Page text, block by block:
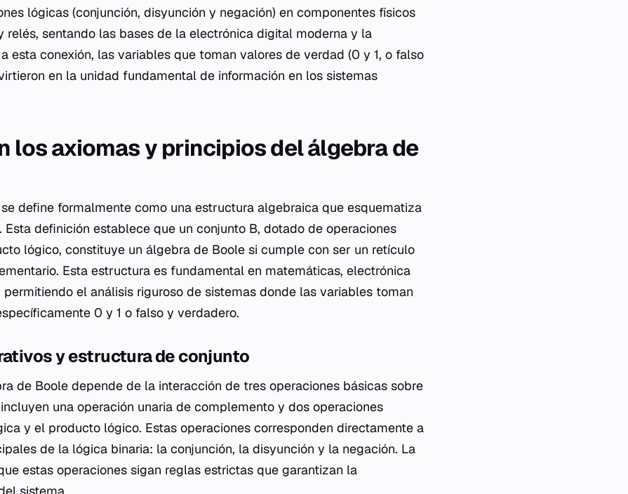
lógicas (conjunción, disyunción y negación) en componentes físicos
relés, sentando las bases de la electrónica digital moderna y la
esta conexión, las variables que toman valores de verdad (0 y 1, o falso
en la unidad fundamental de información en los sistemas
los axiomas y principios del álgebra de
define formalmente como una estructura algebraica que esquematiza
Esta definición establece que un conjunto B, dotado de operaciones
lógico, constituye un álgebra de Boole si cumple con ser un retículo
Esta estructura es fundamental en matemáticas, electrónica
el análisis riguroso de sistemas donde las variables toman
0 y 1 o falso y verdadero.
y estructura de conjunto
de Boole depende de la interacción de tres operaciones básicas sobre
una operación unaria de complemento y dos operaciones
y el producto lógico. Estas operaciones corresponden directamente a
de la lógica binaria: la conjunción, la disyunción y la negación. La
estas operaciones sigan reglas estrictas que garantizan la